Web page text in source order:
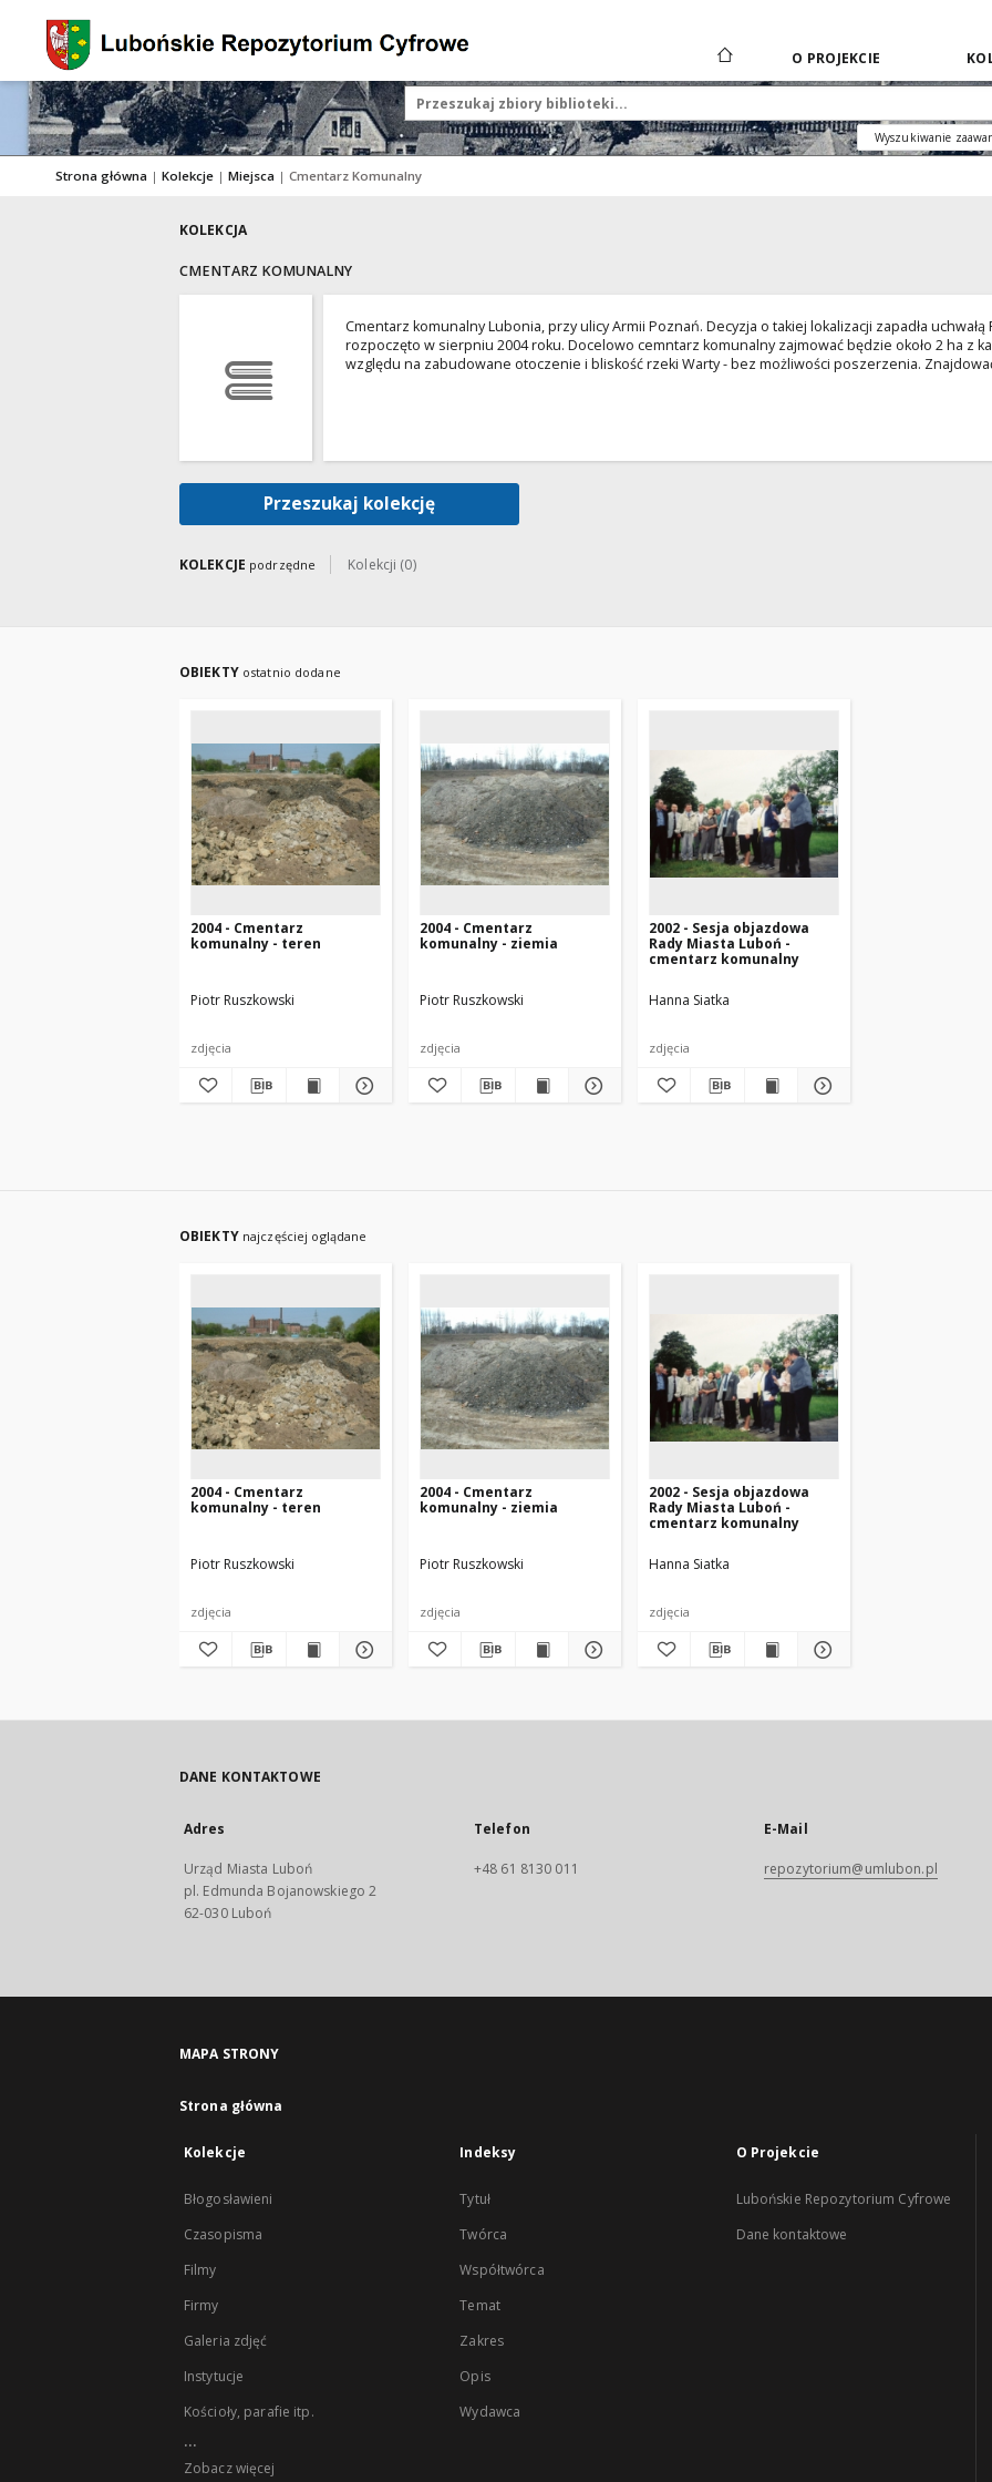
O PROJEKCIE
Wyszukiwanie
Strona główna | Kolekcje | Miejsca | Cmentarz Komunalny
KOLEKCJA
CMENTARZ KOMUNALNY
Cmentarz komunalny Lubonia, przy ulicy Armii Poznań. Decyzja o takiej lokalizacji zapadła
rozpoczęto w sierpniu 2004 roku. Docelowo cemntarz komunalny zajmować będzie około 2 ha z
względu na zabudowane otoczenie i bliskość rzeki Warty - bez możliwości poszerzenia.
Przeszukaj kolekcję
KOLEKCJE podrzędne Kolekcji (0)
OBIEKTY ostatnio dodane
2004 - Cmentarz
komunalny - teren
Piotr Ruszkowski
zdjęcia
2004 - Cmentarz
komunalny - ziemia
Piotr Ruszkowski
zdjęcia
2002 - Sesja objazdowa
Rady Miasta Luboń -
cmentarz komunalny
Hanna Siatka
zdjęcia
OBIEKTY najczęściej oglądane
2004 - Cmentarz
komunalny - teren
Piotr Ruszkowski
zdjęcia
2004 - Cmentarz
komunalny - ziemia
Piotr Ruszkowski
zdjęcia
2002 - Sesja objazdowa
Rady Miasta Luboń -
cmentarz komunalny
Hanna Siatka
zdjęcia
DANE KONTAKTOWE
Adres
Urząd Miasta Luboń
pl. Edmunda Bojanowskiego 2
62-030 Luboń
Telefon
+48 61 8130 011
E-Mail
repozytorium@umlubon.pl
MAPA STRONY
Strona główna
Kolekcje
Błogosławieni
Czasopisma
Filmy
Firmy
Galeria zdjęć
Instytucje
Kościoły, parafie itp.
...
Zobacz więcej
Indeksy
Tytuł
Twórca
Współtwórca
Temat
Zakres
Opis
Wydawca
O Projekcie
Lubońskie Repozytorium Cyfrowe
Dane kontaktowe